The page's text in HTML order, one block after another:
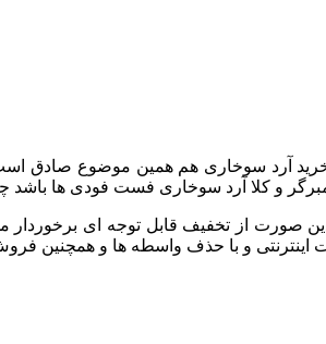
آرد سوخاری هم همین موضوع صادق
و کلا آرد سوخاری فست فودی ها باشد
صورت از تخفیف قابل توجه ای برخوردار
و با حذف واسطه ها و همچنین